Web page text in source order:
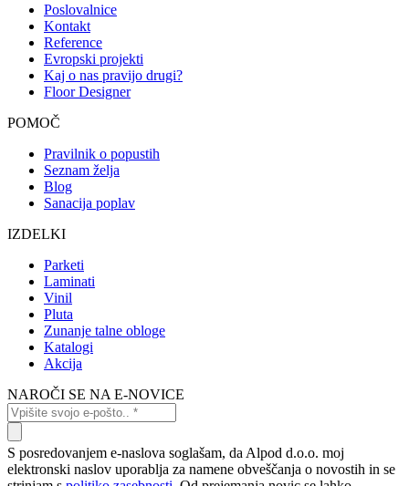
Poslovalnice
Kontakt
Reference
Evropski projekti
Kaj o nas pravijo drugi?
Floor Designer
POMOČ
Pravilnik o popustih
Seznam želja
Blog
Sanacija poplav
IZDELKI
Parketi
Laminati
Vinil
Pluta
Zunanje talne obloge
Katalogi
Akcija
NAROČI SE NA E-NOVICE
S posredovanjem e-naslova soglašam, da Alpod d.o.o. moj
elektronski naslov uporablja za namene obveščanja o novostih in se